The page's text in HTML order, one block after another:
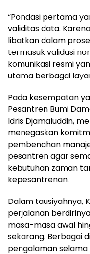
“Pondasi pertama
validitas data.
libatkan dalam
termasuk validasi
komunikasi resmi
utama berbagai
Pada kesempatan
Pesantren Bumi
Idris Djamaluddin,
menegaskan
pembenahan
pesantren agar
kebutuhan zaman
kepesantrenan.
Dalam tausiyahnya,
perjalanan
masa-masa awal
sekarang. Berbagai
pengalaman